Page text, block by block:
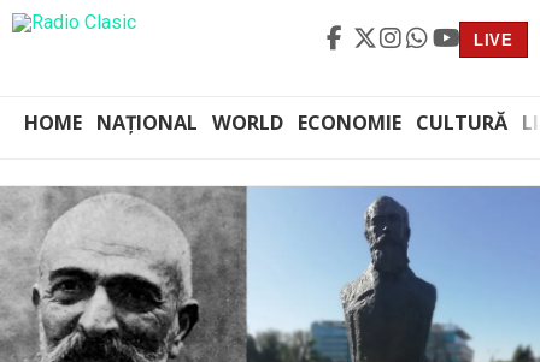
LIVE
HOME NAȚIONAL WORLD ECONOMIE CULTURĂ